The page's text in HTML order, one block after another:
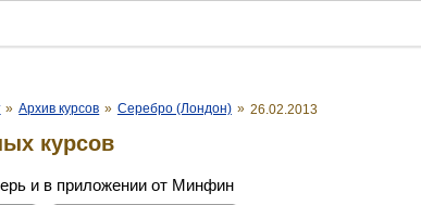
» Архив курсов » Серебро (Лондон) » 26.02.2013
курсов
и в приложении от Минфин